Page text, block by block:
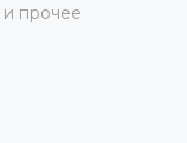
прочее